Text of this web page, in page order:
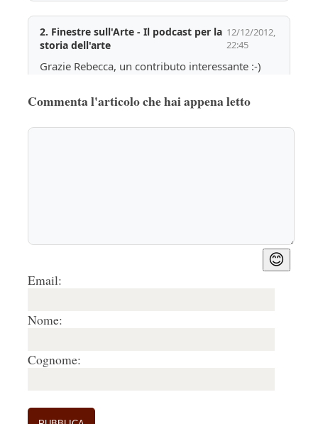
2. Finestre sull'Arte - Il podcast per la
storia dell'arte
12/12/2012,
22:45
Grazie Rebecca, un contributo interessante :-)
3.Stefano Papini 15/12/2012, 14:29
Commenta l'articolo che hai appena letto
😊
Email:
Nome:
Cognome: